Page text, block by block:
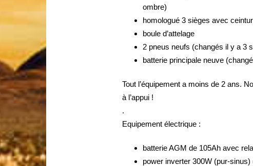
ombre)
homologué 3 sièges avec
boule d’attelage
2 pneus neufs (changés il y a 3
batterie principale neuve
Tout l’équipement a moins de 2 ans.
à l’appui !
.
Equipement électrique :
batterie AGM de 105Ah avec
power inverter 300W (pur-